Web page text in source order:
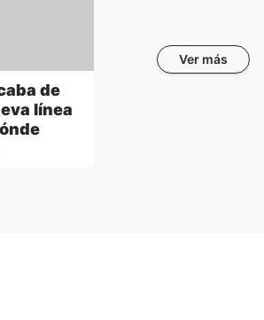
de
línea
Ver más